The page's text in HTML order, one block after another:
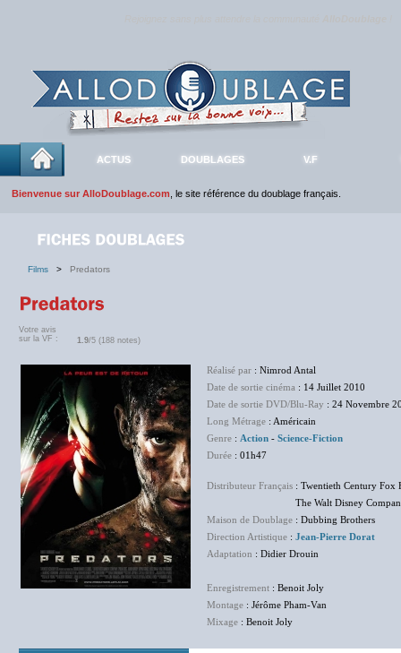
ACTUS DOUBLAGES V.F
Bienvenue sur AlloDoublage.com , le site référence du doublage français.
Films > Predators
Votre avis
sur la VF :
1.9/5 (188 notes)
Réalisé par : Nimrod Antal
Date de sortie cinéma : 14 Juillet 2010
Date de sortie DVD/Blu-Ray : 24 Novembre
Long Métrage : Américain
Genre : Action - Science-Fiction
Durée : 01h47
Distributeur Français : Twentieth Century Fox
The Walt Disney Company
Maison de Doublage : Dubbing Brothers
Direction Artistique : Jean-Pierre Dorat
Adaptation : Didier Drouin
Enregistrement : Benoit Joly
Montage : Jérôme Pham-Van
Mixage : Benoit Joly